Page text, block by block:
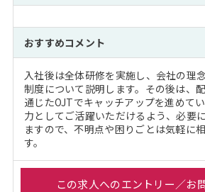
おすすめコメント
入社後は全体研修を実施し、会社の理
制度について説明します。その後は、
通じたOJTでキャッチアップを進めて
力としてご活躍いただけるよう、必要
ますので、不明点や困りごとは気軽に
す。
この求人へのエントリー／お